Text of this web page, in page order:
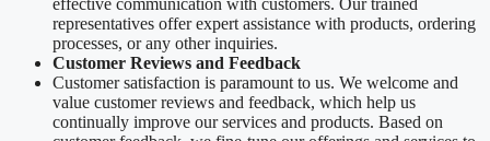
representatives offer expert assistance with products, ordering
processes, or any other inquiries.
Customer Reviews and Feedback
Customer satisfaction is paramount to us. We welcome and
value customer reviews and feedback, which help us
continually improve our services and products. Based on